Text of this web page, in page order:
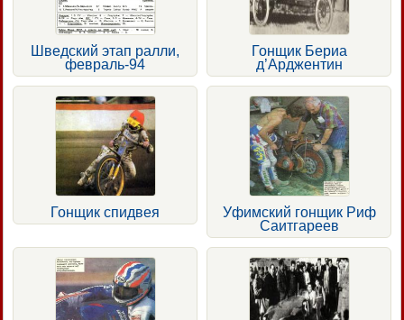
Шведский этап ралли,
февраль-94
Гонщик Бериа
д’Арджентин
Гонщик спидвея
Уфимский гонщик Риф
Саитгареев